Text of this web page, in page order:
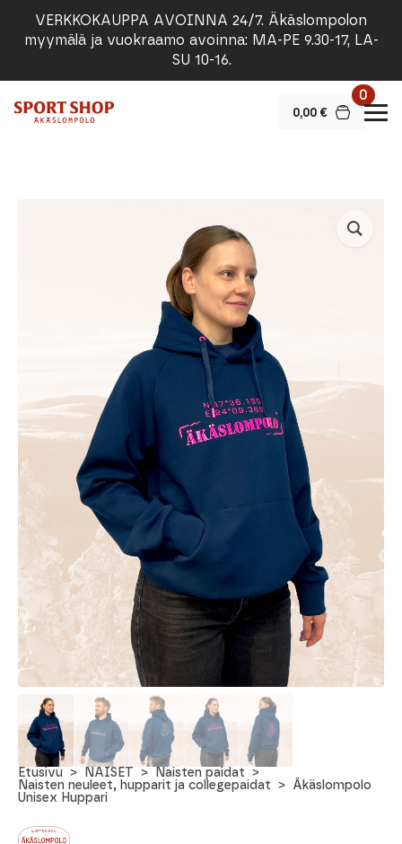
VERKKOKAUPPA AVOINNA 24/7. Äkäslompolon
myymälä ja vuokraamo avoinna: MA-PE 9.30-17, LA-
SU 10-16.
0,00 €
0
Etusivu NAISET
Naisten paidat
Naisten neuleet, hupparit ja collegepaidat
Äkäslompolo
Unisex Huppari